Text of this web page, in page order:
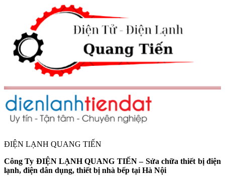
ĐIỆN LẠNH QUANG TIẾN
Công Ty ĐIỆN LẠNH QUANG TIẾN – Sửa chữa thiết bị điện
lạnh, điện dân dụng, thiết bị nhà bếp tại Hà Nội